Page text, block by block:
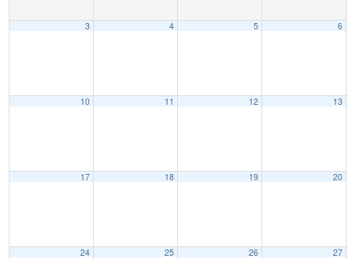
3 4 5 6
10 11 12 13
17 18 19 20
24 25 26 27